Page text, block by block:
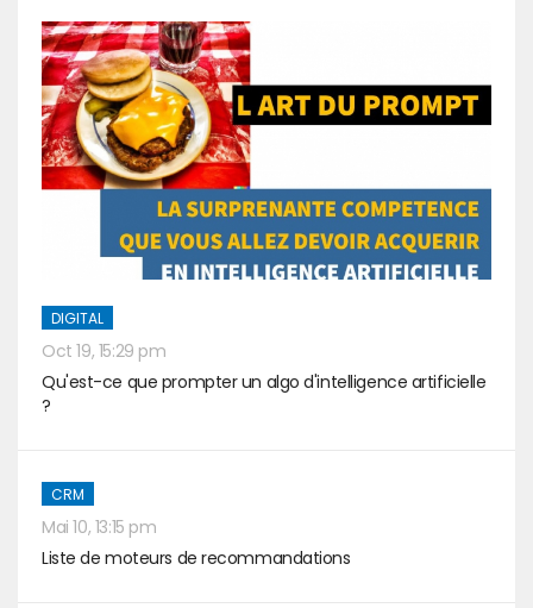
DIGITAL
Oct 19, 15:29 pm
Qu'est-ce que prompter un algo d'intelligence artificielle
?
CRM
Mai 10, 13:15 pm
Liste de moteurs de recommandations